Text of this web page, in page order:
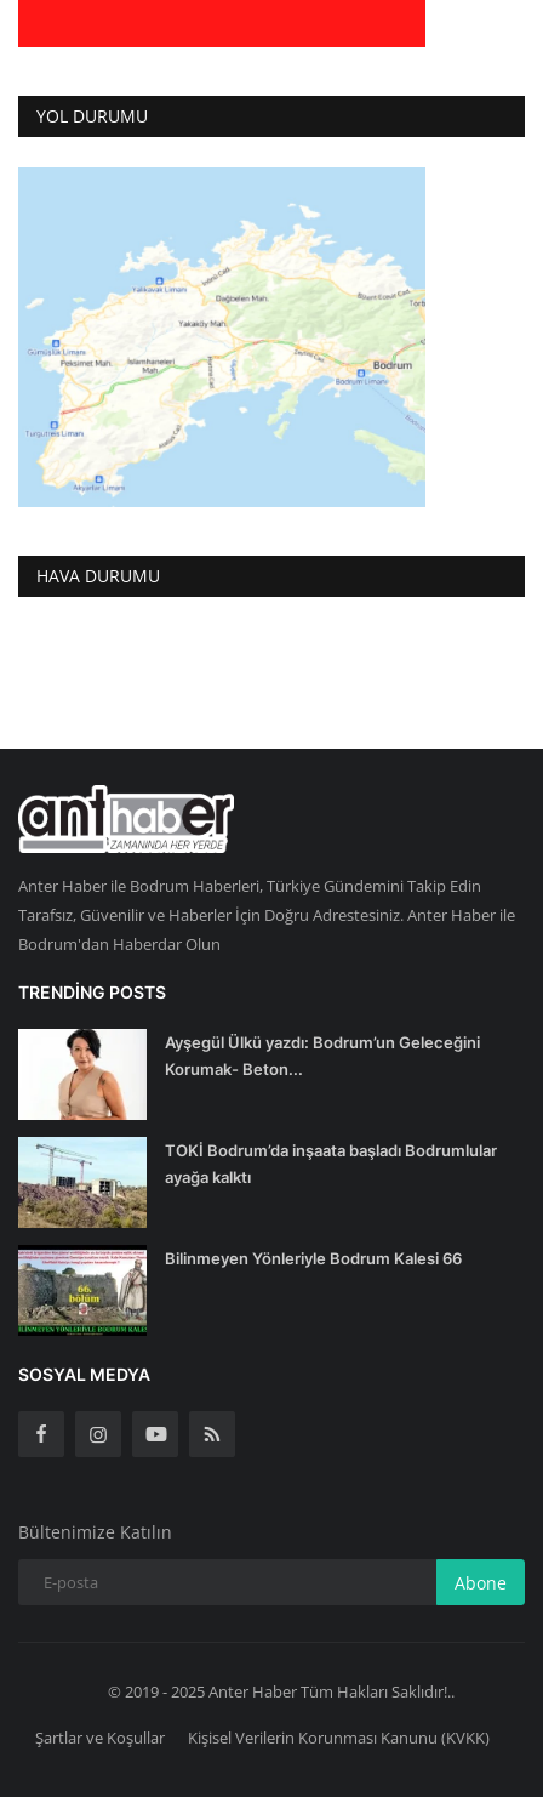
YOL DURUMU
HAVA DURUMU
Anter Haber ile Bodrum Haberleri, Türkiye Gündemini Takip Edin
Tarafsız, Güvenilir ve Haberler İçin Doğru Adrestesiniz. Anter Haber ile
Bodrum'dan Haberdar Olun
TRENDING POSTS
Ayşegül Ülkü yazdı: Bodrum’un Geleceğini
Korumak- Beton...
TOKİ Bodrum’da inşaata başladı Bodrumlular
ayağa kalktı
Bilinmeyen Yönleriyle Bodrum Kalesi 66
SOSYAL MEDYA
Bültenimize Katılın
Abone
© 2019 - 2025 Anter Haber Tüm Hakları Saklıdır!..
Şartlar ve Koşullar Kişisel Verilerin Korunması Kanunu (KVKK)